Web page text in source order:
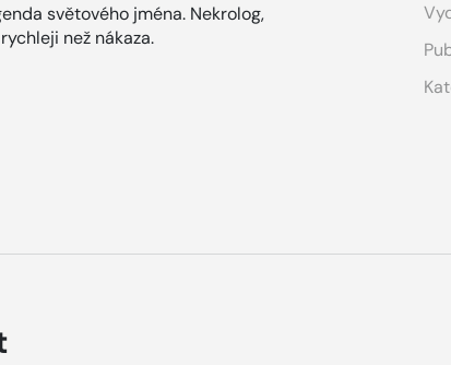
světového jména. Nekrolog,
než nákaza.